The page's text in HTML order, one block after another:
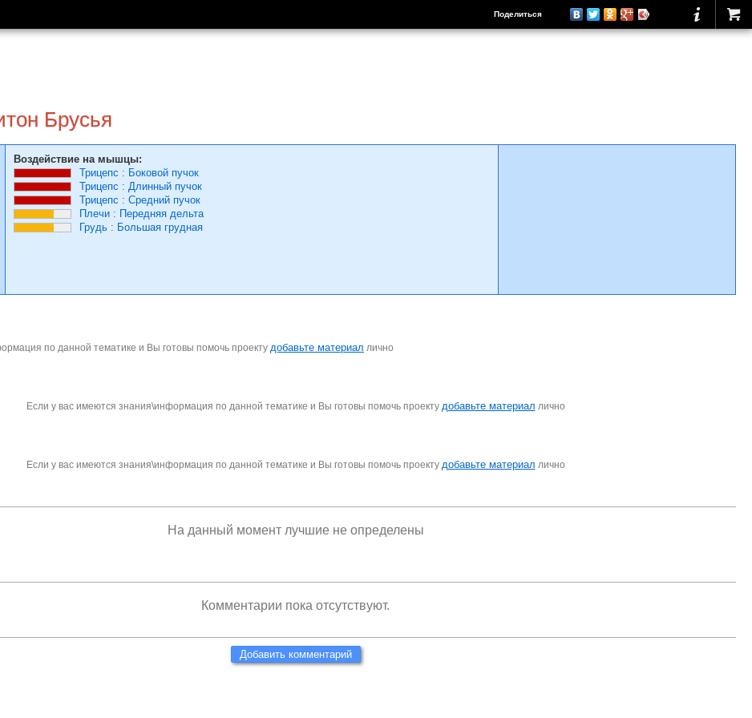
Поделиться
Брусья
Воздействие на мышцы:
Трицепс : Боковой пучок
Трицепс : Длинный пучок
Трицепс : Средний пучок
Плечи : Передняя дельта
Грудь : Большая грудная
по данной тематике и Вы готовы помочь проекту добавьте материал лично
Если у вас имеются знания\информация по данной тематике и Вы готовы помочь проекту добавьте материал лично
Если у вас имеются знания\информация по данной тематике и Вы готовы помочь проекту добавьте материал лично
На данный момент лучшие не определены
Комментарии пока отсутствуют.
Добавить комментарий